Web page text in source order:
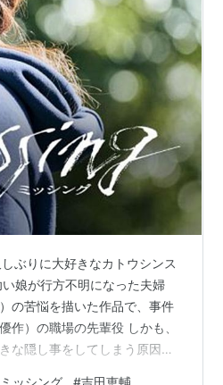
ぶりに大好きなカトウシンス
娘が行方不明になった夫婦
の苦悩を描いた作品で、事件
作）の職場の先輩役 しかも、
な隠し事をしてしまう原因に
ミッシング #吉田恵輔